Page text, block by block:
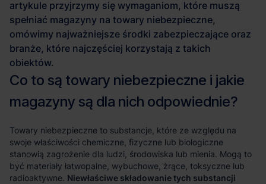
Niewłaściwe składowanie tych substancji